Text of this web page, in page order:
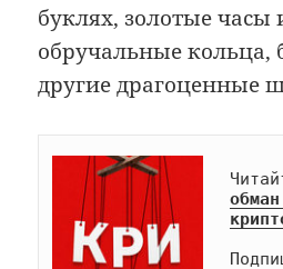
буклях, золотые часы
обручальные кольца,
другие драгоценные